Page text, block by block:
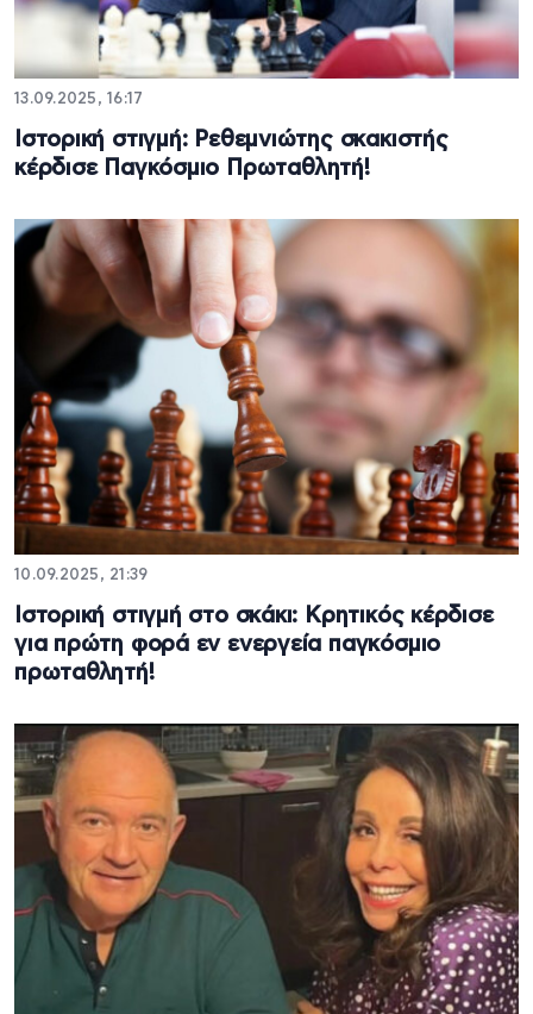
13.09.2025, 16:17
Ιστορική στιγμή: Ρεθεμνιώτης σκακιστής
κέρδισε Παγκόσμιο Πρωταθλητή!
10.09.2025, 21:39
Ιστορική στιγμή στο σκάκι: Κρητικός κέρδισε
για πρώτη φορά εν ενεργεία παγκόσμιο
πρωταθλητή!